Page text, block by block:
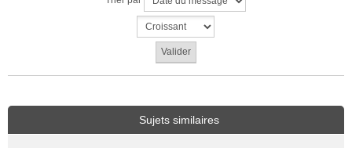
Sujets similaires